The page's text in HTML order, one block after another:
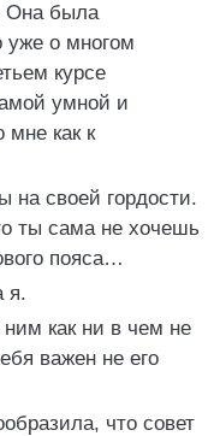
Она была
о многом
курсе
умной и
мне как к
своей гордости.
ты сама не хочешь
пояса…
я.
как ни в чем не
важен не его
что совет